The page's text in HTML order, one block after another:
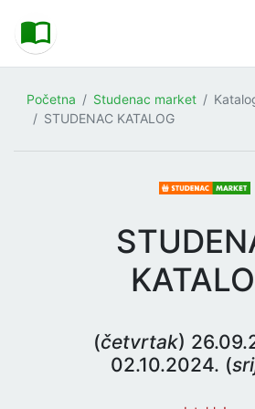
Početna Studenac market
STUDENAC KATALOG
(četvrtak)
02.10.2024. (